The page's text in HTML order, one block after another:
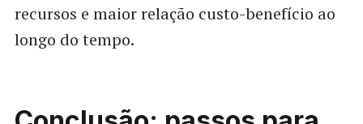
recursos e maior relação custo-benefício ao
longo do tempo.